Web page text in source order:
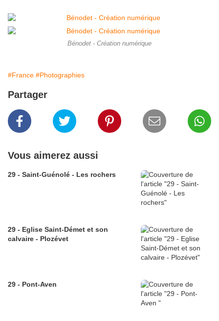
Bénodet - Création numérique
#France #Photographies
Partager
Vous aimerez aussi
29 - Saint-Guénolé - Les rochers
29 - Eglise Saint-Démet et son
calvaire - Plozévet
29 - Pont-Aven